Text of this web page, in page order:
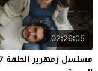
02:26:05